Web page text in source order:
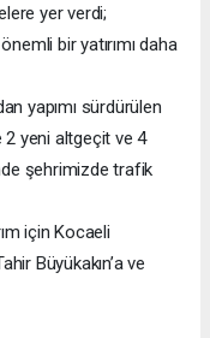
yer verdi;
bir yatırımı daha
yapımı sürdürülen
2 yeni altgeçit ve 4
şehrimizde trafik
için Kocaeli
Büyükakın’a ve